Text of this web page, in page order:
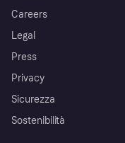
Careers
Legal
Press
Privacy
Sicurezza
Sostenibilità